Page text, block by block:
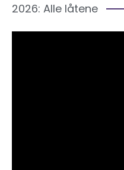
2026: Alle låtene